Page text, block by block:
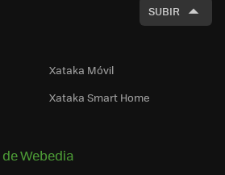
SUBIR
Xataka Móvil
Xataka Smart Home
Webedia